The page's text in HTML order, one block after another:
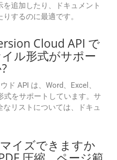
追加したり、ドキュメント
するのに最適です。
Cloud API で
ル形式がサポー
ド API は、Word、Excel、
式をサポートしています。サ
リストについては、ドキュ
イズできますか